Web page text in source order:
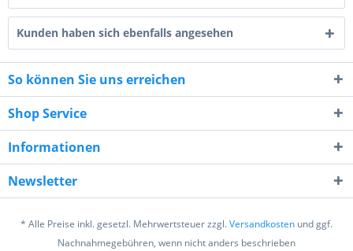
8 * 5 = ?
Ich habe dieDatenschutzerklärunggelesen,
verstanden und stimme zu. *
Mit * gekennzeichnete Felder sind Pflichtfelder.
Senden
Kunden haben sich ebenfalls angesehen
So können Sie uns erreichen
Shop Service
Informationen
Newsletter
* Alle Preise inkl. gesetzl. Mehrwertsteuer zzgl.Versandkosten und ggf.
Nachnahmegebühren, wenn nicht anders beschrieben